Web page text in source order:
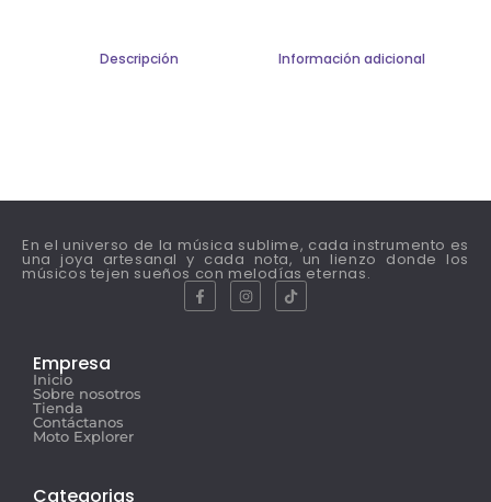
Descripción Información adicional
En el universo de la música sublime, cada instrumento es
una joya artesanal y cada nota, un lienzo donde los
músicos tejen sueños con melodías eternas.
Empresa
Inicio
Sobre nosotros
Tienda
Contáctanos
Moto Explorer
Categorias